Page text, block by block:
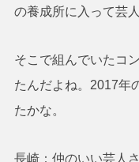
の養成所に入って芸
そこで組んでいたコ
たんだよね。2017年
たかな。
長崎：仲のいい芸人